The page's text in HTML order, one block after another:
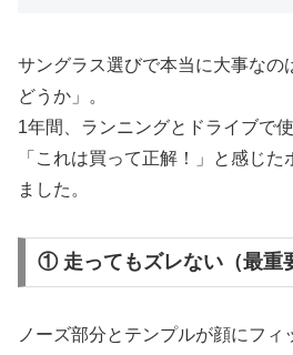
サングラス選びで本当に大事なの
どうか」。
1年間、ランニングとドライブで
「これは買って正解！」と感じ
ました。
① 走ってもズレない（最重
ノーズ部分とテンプルが顔にフ